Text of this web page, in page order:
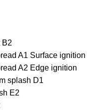
B2
A1 Surface ignition
A2 Edge ignition
splash D1
E2